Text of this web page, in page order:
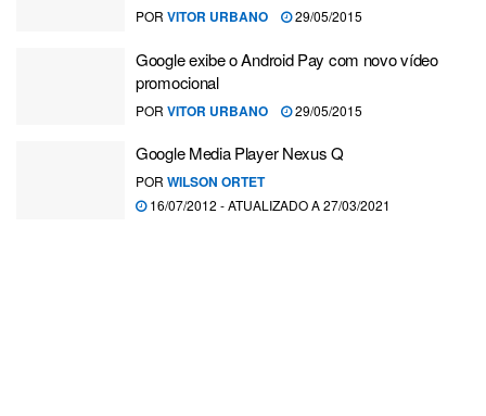
POR VITOR URBANO 29/05/2015
Google exibe o Android Pay com novo vídeo
promocional
POR VITOR URBANO 29/05/2015
Google Media Player Nexus Q
POR WILSON ORTET
16/07/2012 - ATUALIZADO A 27/03/2021